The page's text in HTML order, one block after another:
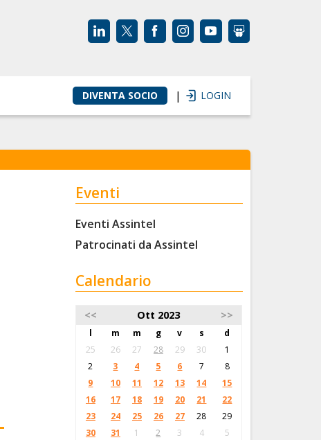
DIVENTA SOCIO | LOGIN
Eventi
Eventi Assintel
Patrocinati da Assintel
Calendario
<< Ott 2023 >>
l m m g v s
d
25
26 27 28 29 30
1
2
3 4 5 6 7
8
9
10 11 12 13 14
15
16
17 18 19 20 21
22
23
24 25 26 27 28
29
30
31 1 2 3 4 5